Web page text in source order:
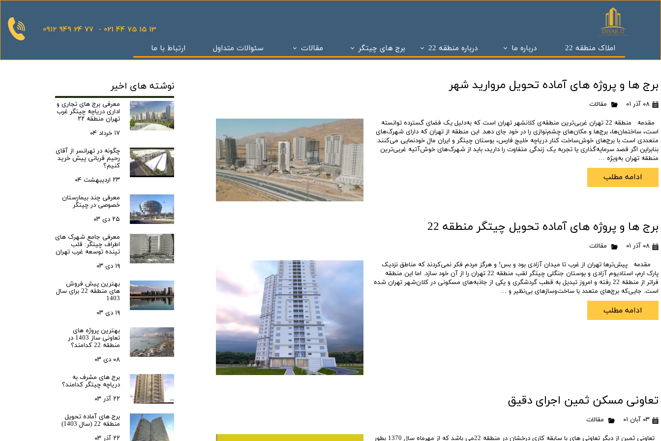
املاک منطقه 22 درباره ما درباره منطقه 22
*انواع پروژه برای پیش خرید
سرمایه گذاری ملکی
پیش فروش منطقه 22
واحدهای منطقه 22
- درباره منطقه 22
- - اتوبان های همجوار منطقه 22
- - هتل های منطقه 22
- - مراکز درمانی منطقه 22 تهران
- - - بیمارستان های منطقه 22
برج های چیتگر
پروژه بیسموت
پروژه سپکو4
پروژه بقیه الله 5
پروژه نیکان
پروژه مهر ایثار یاران
پروژه بقیه الله 1 و 2
پروژه های مروارید شهر برج های شمال همت
پهنه B شهرک چیتگر
پهنه C شهرک چیتگر پهنه d شهرک چیتگر
پهنه E شهرک چیتگر
برج g1 پهنه b
پذیره نویسی منطقه 22
املاک چیتگر
برج مرجان
پروژه اطلس
برج های کوهک
پروژه پدافند ارتش
پروژه الماس بهداری
پروژه بازنشستگان ارتش
پروژه هما پارسه
پروژه سران
برج دندانپزشکان
پروژه f7 f8 فرشته الهیه
پروژه برج سفید
پروژه رادین
پروژه ایرانسازه
پروژه ایزدیار
پروژه بهاران
پروژه لکسون
پروژه سفیر s2
پروژه هزاره سوم
پروژه آبشار
پروژه اسپرلوس
پروژه زاگرس
پروژه نارنج 8
پروژه همسا
پروژه الوند
برج های سری d
تعاونی توسعه ابنیه همت
شرکت نامی اریکه پارسیان
تعاونی ابنیه آکام تعاونی مسکن شهید خلیلی
تعاونی مسکن سپاه تهران
مقالات
- محله کوهک
- محله دهکده المپیک
- محله آبشار تهران
- محله شهرک چیتگر
- محله وردآورد
- محله آزاد شهر
- محله شهرک الهیه غرب
- محله شهرک گلستان ( راه آهن )
برج سروناز
برج پارسیا
پروژه های جدید بتاجا
پروژه های مطمئن منطقه ۲۲
پیش خرید امتیاز برج های منطقه 22
زمان تحویل پروژه شهید خرازی
- - انواع سازه ساختمان سازی ( سازه بتنی )
- - نما در ساختمان سازی
- - دیوار در ساختمان سازی
- - نقشه در ساختمان سازی
- - سقف در ساختمان سازی
- - ستون در ساختمان سازی
سئوالات متداول ارتباط با ما
0912 949 24 77 - 021 44 75 15 13
برج ها و پروژه های آماده تحویل مروارید شهر
۰۸ آذر ۰۱ مقالات
مقدمه منطقه 22 تهران غربی‌ترین منطقه‌ی کلانشهر تهران است که به‌دلیل یک فضای گسترده توانسته
است، ساختمان‌ها، برج‌ها و مکان‌های چشم‌نوازی را در خود جای دهد. این منطقه از تهران که دارای شهرک‌های
متعددی است با برج‌های خوش‌ساخت کنار دریاچه خلیج فارس، بوستان چیتگر و ایران مال خودنمایی می‌کنند.
بنابراین اگر قصد سرمایه‌گذاری یا تجربه یک زندگی متفاوت را دارید، باید از شهرک‌های خوش‌آتیه غربی‌ترین
منطقه تهران به‌ویژه …
ادامه مطلب
برج ها و پروژه های آماده تحویل چیتگر منطقه 22
۰۸ آذر ۰۱ مقالات
مقدمه پیش‌ترها تهران از غرب تا میدان آزادی بود و بس! و هرگز مردم فکر نمی‌کردند که مناطق نزدیک
پارک ارم، استادیوم آزادی و بوستان جنگلی چیتگر لقب منطقه 22 تهران را از آن خود سازد. اما این منطقه
فراتر از منطقه 22 رفته و امروز تبدیل به قطب گردشگری و یکی از جاذبه‌های مسکونی در کلان‌شهر تهران شده
است. جایی‌که برج‌های متعدد با ساخت‌وسازهای بی‌نظیر و …
ادامه مطلب
تعاونی مسکن ثمین اجرای دقیق
۰۳ آبان ۰۱ مقالات
تعاونی ثمین از دیگر تعاونی های با سابقه کاری درخشان در منطقه 22می باشد که از مهرماه سال 1370 بطور
نوشته های اخیر
معرفی برج های تجاری و
اداری دریاچه چیتگر غرب
تهران منطقه ۲۲
۱۷ خرداد ۰۴
چگونه در تهرانسر از آقای
رحیم قربانی پیش خرید
کنیم؟
۲۳ اردیبهشت ۰۴
معرفی چند بیمارستان
خصوصی در چیتگر
۲۵ دی ۰۳
معرفی جامع شهرک‌ های
اطراف چیتگر: قلب
تپنده توسعه غرب تهران
۱۹ دی ۰۳
بهترین پیش فروش
های منطقه 22 برای سال
1403
۱۹ دی ۰۳
بهترین پروژه های
تعاونی ساز 1403 در
منطقه 22 کدامند؟
۰۸ دی ۰۳
برج های مشرف به
دریاچه چیتگر کدامند؟
۲۲ آذر ۰۳
برج های آماده تحویل
منطقه 22 (سال 1403)
۲۲ آذر ۰۳